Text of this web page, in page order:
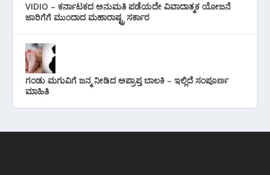
VIDIO – ಕರ್ನಾಟಕದ ಅನುಮತಿ ಪಡೆಯದೇ ವಿವಾದಾತ್ಮಕ ಯೋಜನೆ
ಜಾರಿಗೆಗೆ ಮುಂದಾದ ಮಹಾರಾಷ್ಟ್ರ ಸರ್ಕಾರ
ಗಂಡು ಮಗುವಿಗೆ ಜನ್ಮ ನೀಡಿದ ಅಪ್ರಾಪ್ತ ಬಾಲಕಿ – ಇಲ್ಲಿದೆ ಸಂಪೂರ್ಣ
ಮಾಹಿತಿ